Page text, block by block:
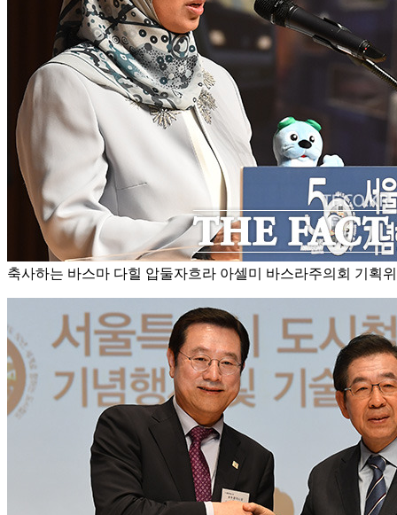
축사하는 바스마 다힐 압둘자흐라 아셀미 바스라주의회 기획